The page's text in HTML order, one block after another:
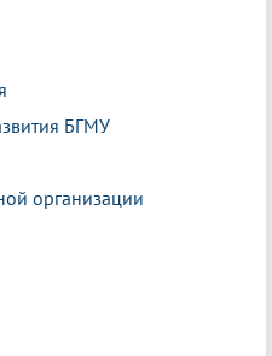
БГМУ
организации